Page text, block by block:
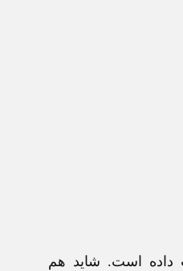
است. شايد هم